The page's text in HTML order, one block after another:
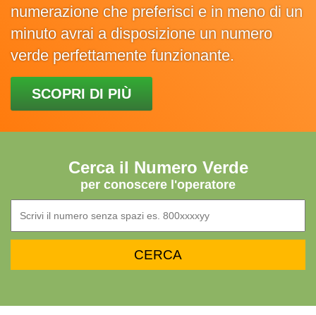
numerazione che preferisci e in meno di un
minuto avrai a disposizione un numero
verde perfettamente funzionante.
SCOPRI DI PIÙ
Cerca il Numero Verde
per conoscere l'operatore